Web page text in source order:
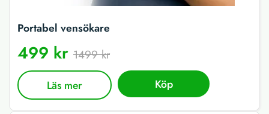
Portabel vensökare
499 kr 1499 kr
Läs mer Köp